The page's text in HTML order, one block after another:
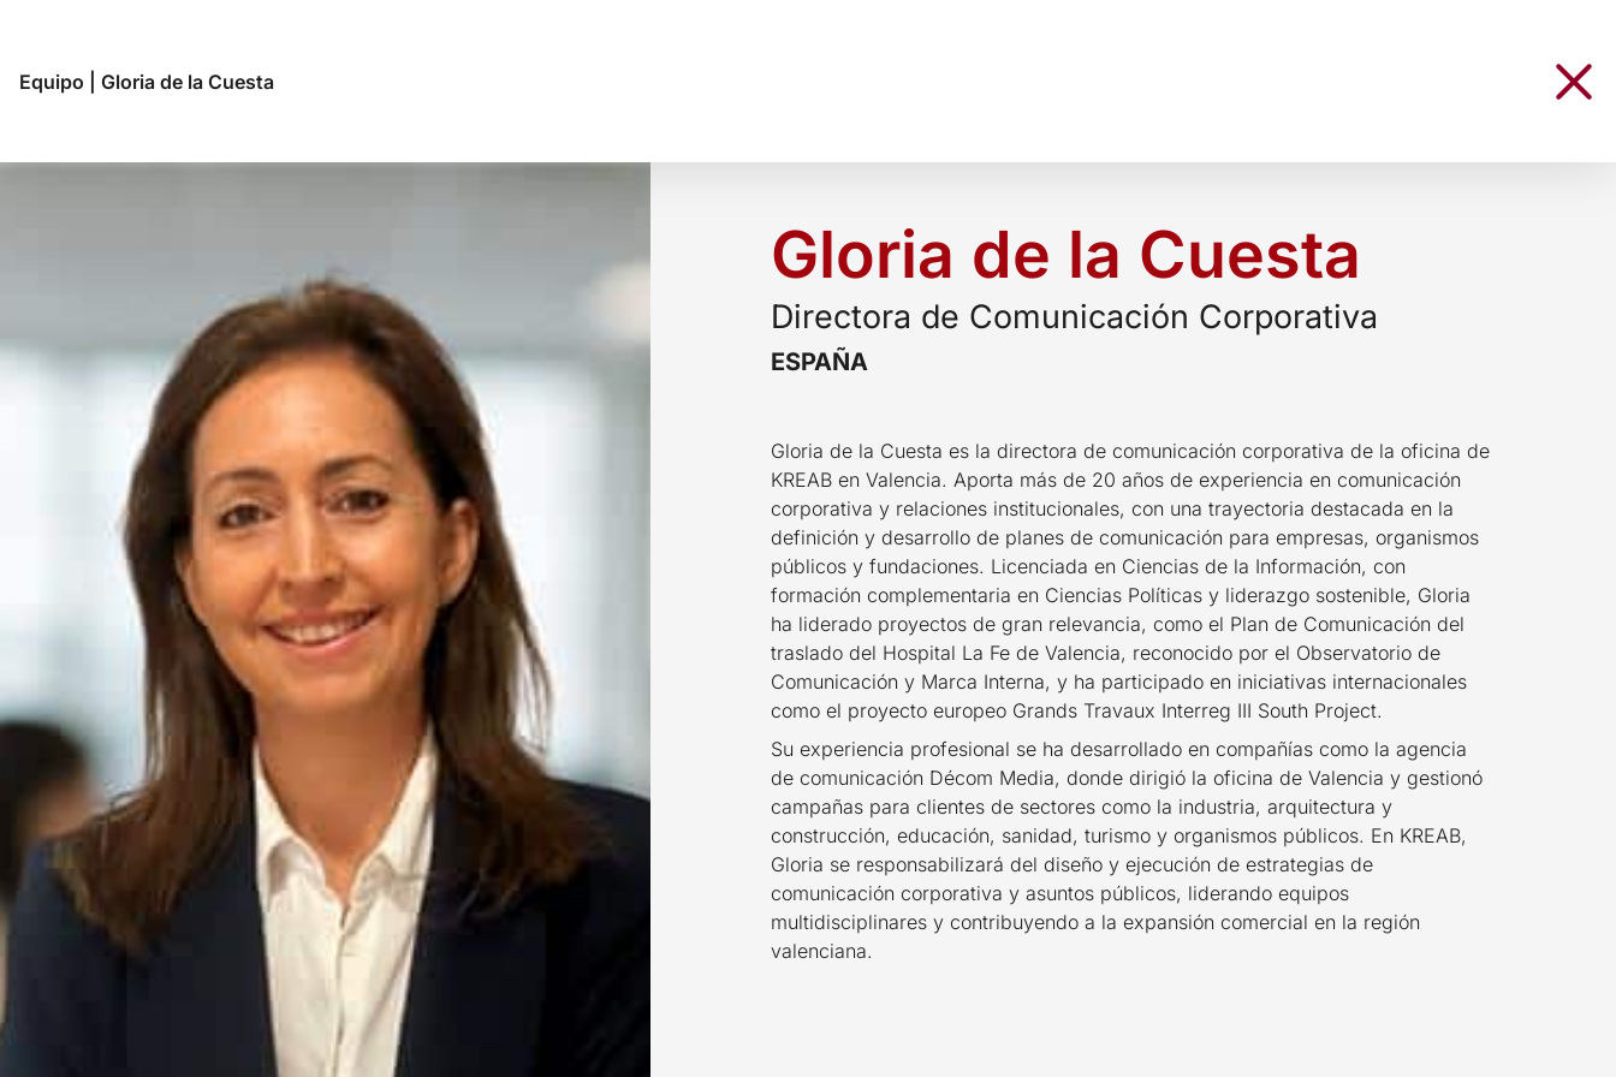
Equipo Gloria de la Cuesta
Gloria de la Cuesta
Directora de Comunicación Corporativa
ESPAÑA
Gloria de la Cuesta es la directora de comunicación corporativa de la oficina de
KREAB en Valencia. Aporta más de 20 años de experiencia en comunicación
corporativa y relaciones institucionales, con una trayectoria destacada en la
definición y desarrollo de planes de comunicación para empresas, organismos
públicos y fundaciones. Licenciada en Ciencias de la Información, con
formación complementaria en Ciencias Políticas y liderazgo sostenible, Gloria
ha liderado proyectos de gran relevancia, como el Plan de Comunicación del
traslado del Hospital La Fe de Valencia, reconocido por el Observatorio de
Comunicación y Marca Interna, y ha participado en iniciativas internacionales
como el proyecto europeo Grands Travaux Interreg III South Project.
Su experiencia profesional se ha desarrollado en compañías como la agencia
de comunicación Décom Media, donde dirigió la oficina de Valencia y gestionó
campañas para clientes de sectores como la industria, arquitectura y
construcción, educación, sanidad, turismo y organismos públicos. En KREAB,
Gloria se responsabilizará del diseño y ejecución de estrategias de
comunicación corporativa y asuntos públicos, liderando equipos
multidisciplinares y contribuyendo a la expansión comercial en la región
valenciana.